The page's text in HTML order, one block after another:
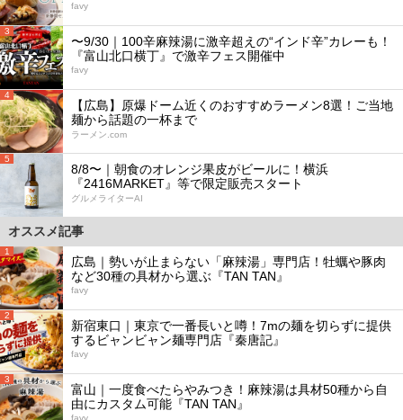
favy
3
〜9/30｜100辛麻辣湯に激辛超えの“インド辛”カレーも！
『富山北口横丁』で激辛フェス開催中
favy
4
【広島】原爆ドーム近くのおすすめラーメン8選！ご当地
麺から話題の一杯まで
ラーメン.com
5
8/8〜｜朝食のオレンジ果皮がビールに！横浜
『2416MARKET』等で限定販売スタート
グルメライターAI
オススメ記事
1
広島｜勢いが止まらない「麻辣湯」専門店！牡蠣や豚肉
など30種の具材から選ぶ『TAN TAN』
favy
2
新宿東口｜東京で一番長いと噂！7mの麺を切らずに提供
するビャンビャン麺専門店『秦唐記』
favy
3
富山｜一度食べたらやみつき！麻辣湯は具材50種から自
由にカスタム可能『TAN TAN』
favy